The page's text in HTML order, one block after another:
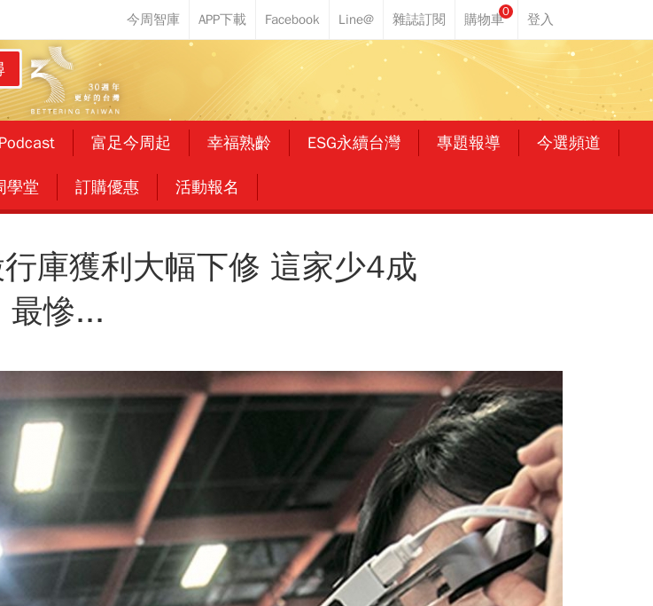
0
富足今周起 幸福熟齡 ESG永續台灣 專題報導 今選頻道
學堂 訂購優惠 活動報名
庫獲利大幅下修 這家少4成
最慘...